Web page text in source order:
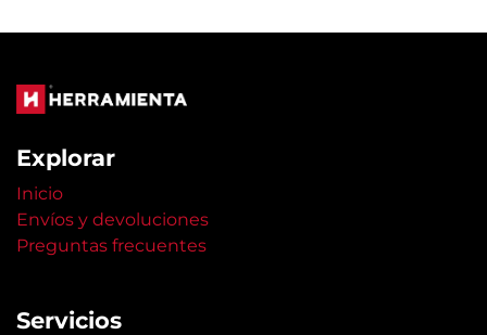
Explorar
Inicio
Envíos y devoluciones
Preguntas frecuentes
Servicios